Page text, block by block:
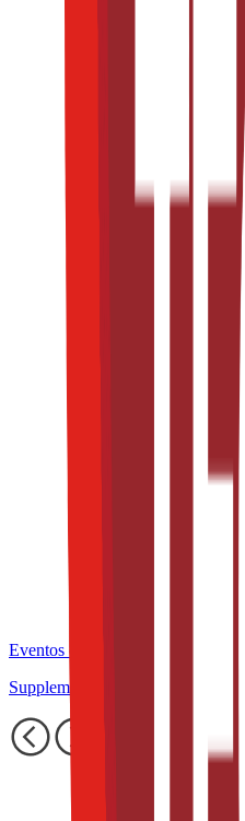
Eventos de la industria pasados
Supplements & Nutrition